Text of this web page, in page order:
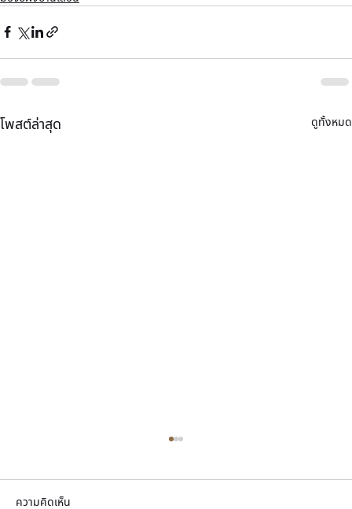
โพสต์ล่าสุด ดูทั้งหมด
ความคิดเห็น